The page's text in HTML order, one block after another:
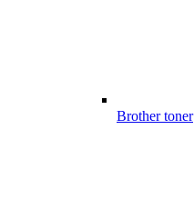
Brother toner